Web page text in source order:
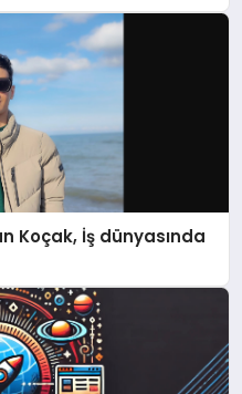
Koçak, İş dünyasında